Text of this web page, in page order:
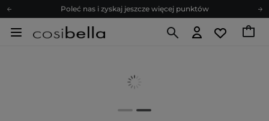
Poleć nas i zyskaj jeszcze więcej punktów
Zapisz się na newsletter pełen porad
Poleć nas i zyskaj jeszcze więcej punktów